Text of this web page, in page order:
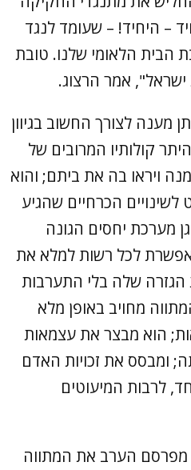
– היחיד! – שעומד לנגד
הבית הלאומי שלנו. טובת
אמר הרצוג.
מענה לצורך החשוב בגיוון
קולותיו המרובים של
ויראו בה את ביתם; והוא
הכרחיים שהגיע
מערכת יחסים הגונה
לכל רשות למלא את
הגזרה שלה בלי התערבות
מחויב באופן מלא
הוא מבצר את עצמאות
ומבסס את זכויות האדם
לרבות המיעוטים
מפרסם הערב את המתווה